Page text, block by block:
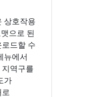
상호작용
으로 된
드할 수
뉴에서
역구를
가